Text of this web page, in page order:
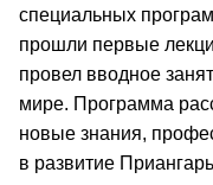
специальных
прошли первые
провел вводное
мире. Программа
новые знания,
в развитие